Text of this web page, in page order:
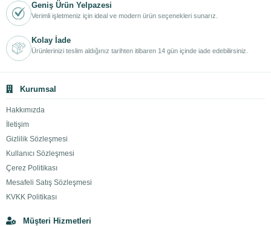
Geniş Ürün Yelpazesi
Verimli işletmeniz için ideal ve modern ürün seçenekleri sunarız.
Kolay İade
Ürünlerinizi teslim aldığınız tarihten itibaren 14 gün içinde iade edebilirsiniz.
Kurumsal
Hakkımızda
İletişim
Gizlilik Sözleşmesi
Kullanıcı Sözleşmesi
Çerez Politikası
Mesafeli Satış Sözleşmesi
KVKK Politikası
Müşteri Hizmetleri